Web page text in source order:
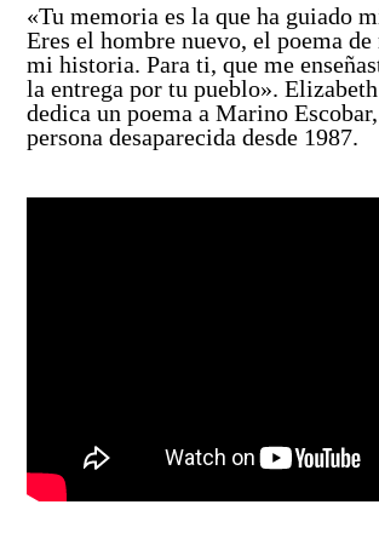
«Tu memoria es la que ha guiado
Eres el hombre nuevo, el poema
mi historia. Para ti, que me
la entrega por tu pueblo».
dedica un poema a Marino
persona desaparecida desde 1987.